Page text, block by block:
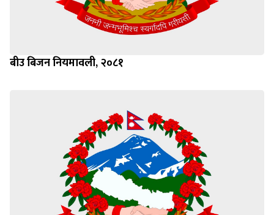
बीउ बिजन नियमावली, २०८१